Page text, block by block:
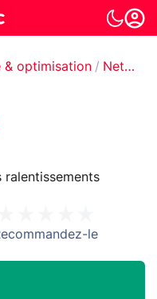
& optimisation Nettoyage & Optimisation
ralentissements
le